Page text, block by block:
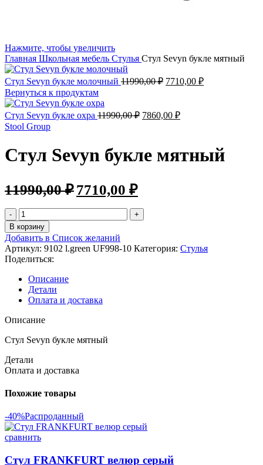
Нажмите, чтобы увеличить
Главная Школьная мебель Стулья Стул Sevyn букле мятный
Стул Sevyn букле молочный 11990,00₽ 7710,00 ₽
Вернуться к продуктам
Стул Sevyn букле охра 11990,00₽ 7860,00 ₽
Stool Group
Стул Sevyn букле мятный
11990,00₽7710,00 ₽
В корзину
Добавить в Список желаний
Артикул: 9102 l.green UF998-10 Категория: Стулья
Поделиться:
Описание
Детали
Оплата и доставка
Описание
Стул Sevyn букле мятный
Детали
Оплата и доставка
Похожие товары
-40%Распроданный
сравнить
Стул FRANKFURT велюр серый